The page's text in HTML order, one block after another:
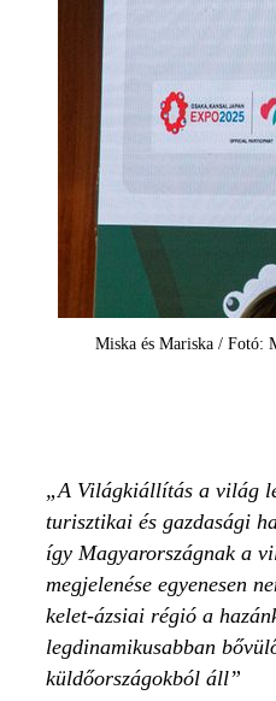
Miska és Mariska / Fotó:
A Világkiállítás a világ
turisztikai és gazdasági
így Magyarországnak a
megjelenése egyenesen
kelet-ázsiai régió a
legdinamikusabban
küldőországokból áll